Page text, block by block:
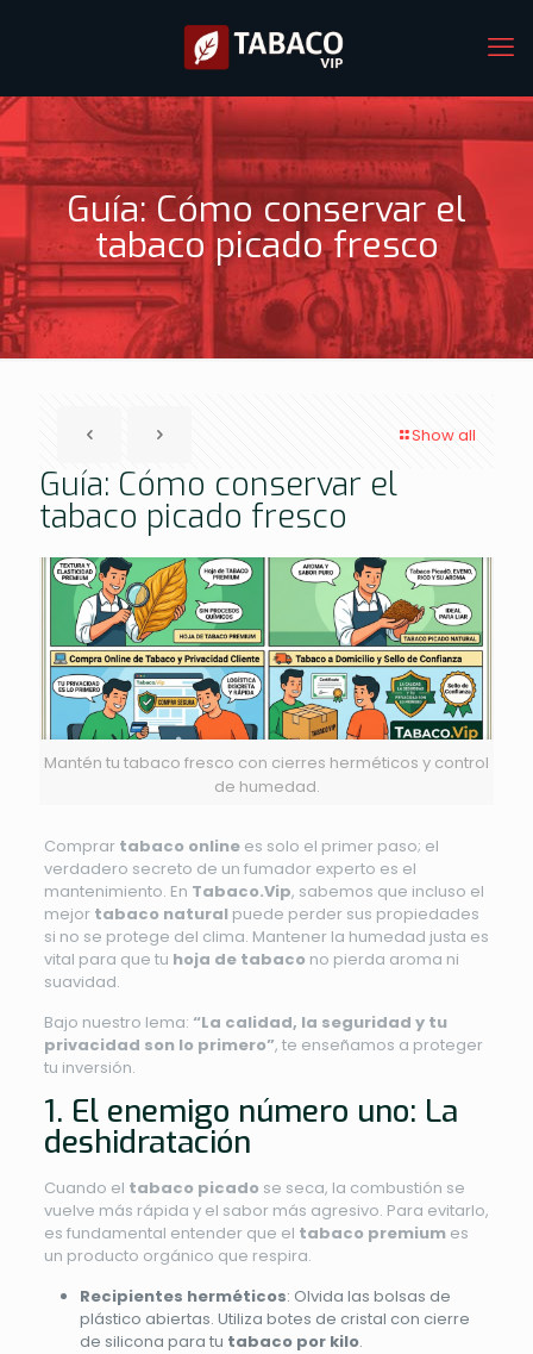
Guía: Cómo conservar el
tabaco picado fresco
Show all
Guía: Cómo conservar el
tabaco picado fresco
Mantén tu tabaco fresco con cierres herméticos y control
de humedad.
Comprar tabaco onlinees solo el primer paso; el
verdadero secreto de un fumador experto es el
mantenimiento. En Tabaco.Vip, sabemos que incluso el
mejor tabaco naturalpuede perder sus propiedades
si no se protege del clima. Mantener la humedad justa es
vital para que tu hoja de tabaco no pierda aroma ni
suavidad.
Bajo nuestro lema: “La calidad, la seguridad y tu
privacidad son lo primero”, te enseñamos a proteger
tu inversión.
1. El enemigo número uno: La
deshidratación
Cuando el tabaco picado se seca, la combustión se
vuelve más rápida y el sabor más agresivo. Para evitarlo,
es fundamental entender que el tabaco premiumes
un producto orgánico que respira.
Recipientes herméticos: Olvida las bolsas de
plástico abiertas. Utiliza botes de cristal con cierre
de silicona para tu tabaco por kilo.